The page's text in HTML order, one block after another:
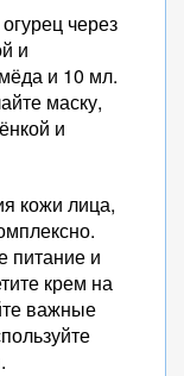
через
и
и 10 мл.
маску,
и
кожи лица,
питание и
крем на
важные